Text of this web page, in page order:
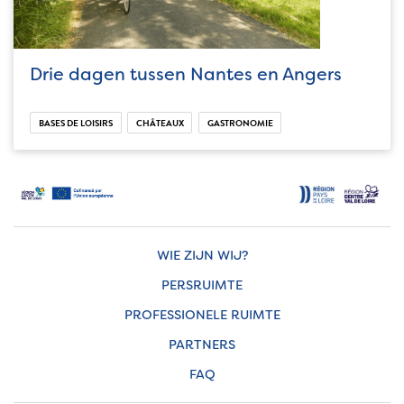
Drie dagen tussen Nantes en Angers
BASES DE LOISIRS CHÂTEAUX GASTRONOMIE
WIE ZIJN WIJ?
PERSRUIMTE
PROFESSIONELE RUIMTE
PARTNERS
FAQ